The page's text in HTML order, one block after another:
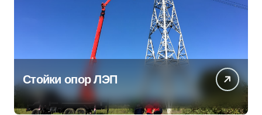
Стойки опор ЛЭП